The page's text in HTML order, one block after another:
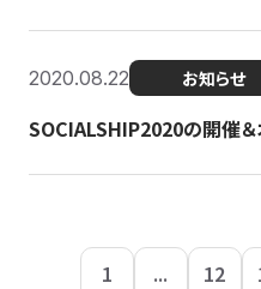
2020.08.22 お知らせ
SOCIALSHIP2020の開催
1 ... 12